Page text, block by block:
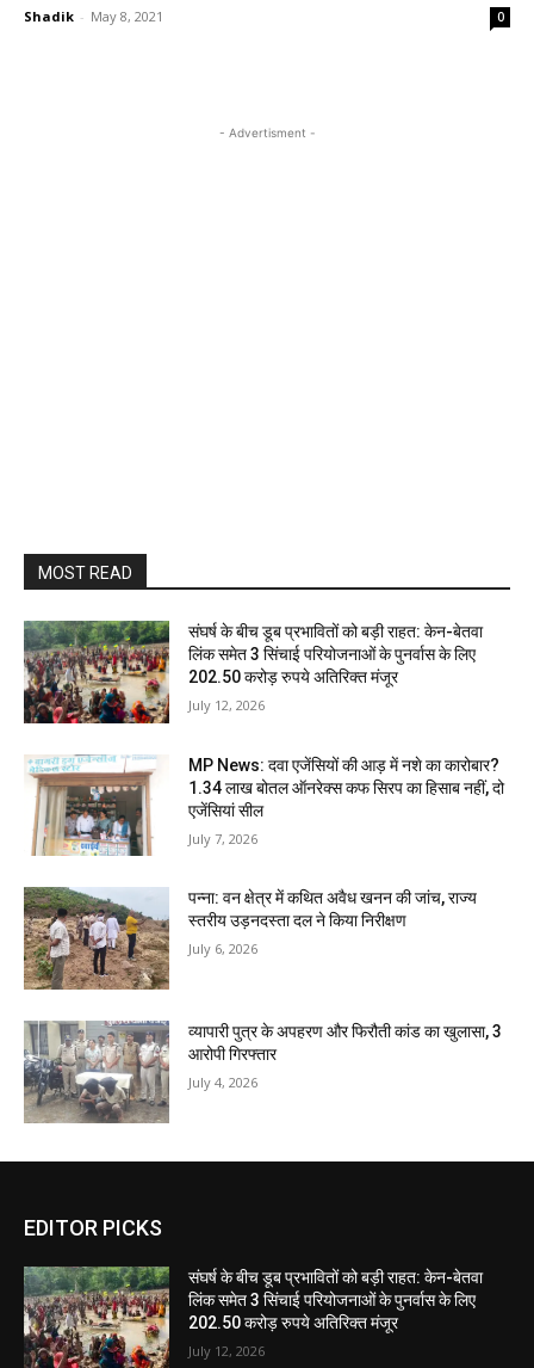
Shadik - May 8, 2021 0
- Advertisment -
MOST READ
संघर्ष के बीच डूब प्रभावितों को बड़ी राहत: केन-बेतवा
लिंक समेत 3 सिंचाई परियोजनाओं के पुनर्वास के लिए
202.50 करोड़ रुपये अतिरिक्त मंजूर
July 12, 2026
MP News: दवा एजेंसियों की आड़ में नशे का कारोबार?
1.34 लाख बोतल ऑनरेक्स कफ सिरप का हिसाब नहीं, दो
एजेंसियां सील
July 7, 2026
पन्ना: वन क्षेत्र में कथित अवैध खनन की जांच, राज्य
स्तरीय उड़नदस्ता दल ने किया निरीक्षण
July 6, 2026
व्यापारी पुत्र के अपहरण और फिरौती कांड का खुलासा, 3
आरोपी गिरफ्तार
July 4, 2026
EDITOR PICKS
संघर्ष के बीच डूब प्रभावितों को बड़ी राहत: केन-बेतवा
लिंक समेत 3 सिंचाई परियोजनाओं के पुनर्वास के लिए
202.50 करोड़ रुपये अतिरिक्त मंजूर
July 12, 2026